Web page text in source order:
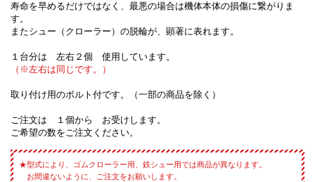
寿命を早めるだけではなく、最悪の場合は機体本体の損傷に繋がりま
す。
またシュー（クローラー）の脱輪が、顕著に表れます。
１台分は 左右２個 使用しています。
（※左右は同じです。）
取り付け用のボルト付です。（一部の商品を除く）
ご注文は １個から お受けします。
ご希望の数をご注文ください。
型式により、ゴムクローラー用、鉄シュー用では商品が異なります。
お間違ないように、ご注文をお願いします。